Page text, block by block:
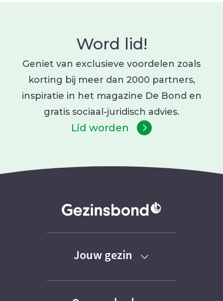
Word lid!
Geniet van exclusieve voordelen zoals
korting bij meer dan 2000 partners,
inspiratie in het magazine De Bond en
gratis sociaal-juridisch advies.
Lid worden
Jouw gezin
Baby